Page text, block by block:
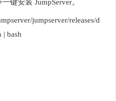
键安装 JumpServer。
jumpserver/releases/d
| bash